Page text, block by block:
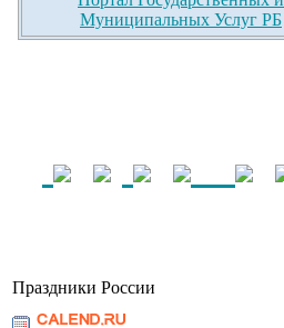
Муниципальных Услуг РБ
Праздники России